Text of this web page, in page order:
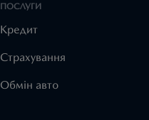
ПОСЛУГИ
Кредит
Страхування
Обмін авто